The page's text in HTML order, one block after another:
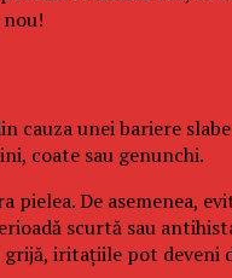
cauza unei bariere
coate sau genunchi.
De asemenea,
scurtă sau
grijă, iritațiile pot deveni